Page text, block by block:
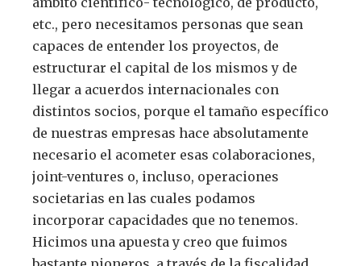
etc., pero necesitamos personas que sean
capaces de entender los proyectos, de
estructurar el capital de los mismos y de
llegar a acuerdos internacionales con
distintos socios, porque el tamaño específico
de nuestras empresas hace absolutamente
necesario el acometer esas colaboraciones,
joint-ventures o, incluso, operaciones
societarias en las cuales podamos
incorporar capacidades que no tenemos.
Hicimos una apuesta y creo que fuimos